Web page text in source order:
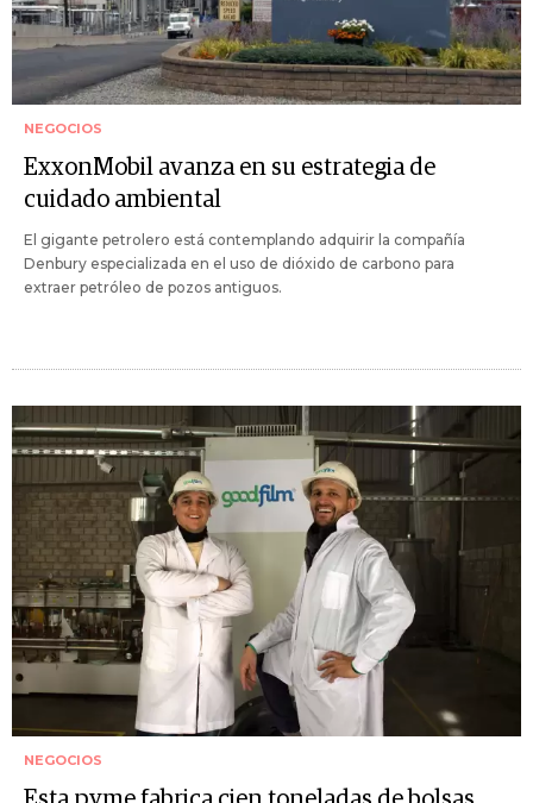
NEGOCIOS
ExxonMobil avanza en su estrategia de
cuidado ambiental
El gigante petrolero está contemplando adquirir la compañía
Denbury especializada en el uso de dióxido de carbono para
extraer petróleo de pozos antiguos.
NEGOCIOS